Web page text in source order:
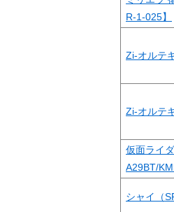
R-1-025】
Zi-オルテ
Zi-オルテ
仮面ライ
A29BT/
シャイ（